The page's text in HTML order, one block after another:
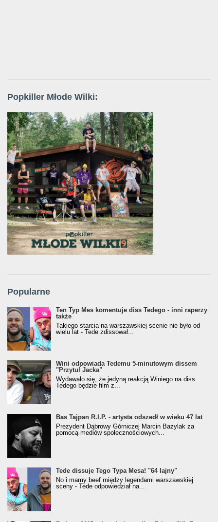
Popkiller Młode Wilki:
Popularne
Ten Typ Mes komentuje diss Tedego - inni raperzy
także
Takiego starcia na warszawskiej scenie nie było od
wielu lat - Tede zdissował...
Wini odpowiada Tedemu 5-minutowym dissem
"Przytul Jacka"
Wydawało się, że jedyną reakcją Winiego na diss
Tedego będzie film z...
Bas Tajpan R.I.P. - artysta odszedł w wieku 47 lat
Prezydent Dąbrowy Górniczej Marcin Bazylak za
pomocą mediów społecznościowych...
Tede dissuje Tego Typa Mesa! "64 lajny"
No i mamy beef między legendami warszawskiej
sceny - Tede odpowiedział na...